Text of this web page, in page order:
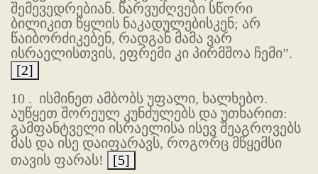
შემევედრებიან. წარვუძღვები სწორი
ბილიკით წყლის ნაკადულებისკენ; არ
წაიბორძიკებენ, რადგან მამა ვარ
ისრაელისთვის, ეფრემი კი პირმშოა ჩემი”.
[2]
10 . ისმინეთ ამბობს უფალი, ხალხებო.
აუწყეთ შორეულ კუნძულებს და უთხარით:
გამფანტველი ისრაელისა ისევ შეაგროვებს
მას და ისე დაიფარავს, როგორც მწყემსი
თავის ფარას!
[5]